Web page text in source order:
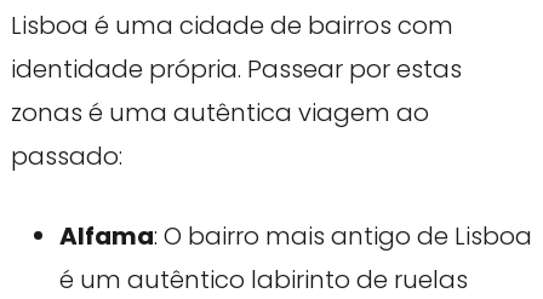
Lisboa é uma cidade de bairros com
identidade própria. Passear por estas
zonas é uma autêntica viagem ao
passado:
Alfama: O bairro mais antigo de Lisboa
é um autêntico labirinto de ruelas